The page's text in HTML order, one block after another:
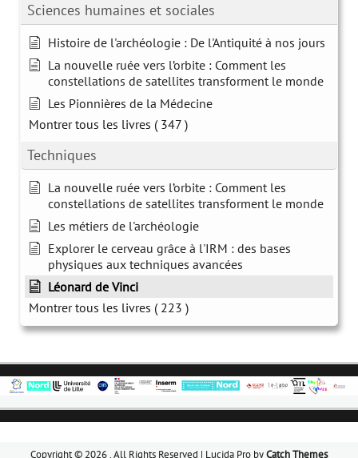
Sciences humaines et sociales
Histoire de l'archéologie : De l'Antiquité à nos jours
La nouvelle ruée vers l’orbite : Comment les
constellations de satellites transforment le monde
Les Pionnières de la Médecine
Montrer tous les livres ( 347 )
Techniques
La nouvelle ruée vers l’orbite : Comment les
constellations de satellites transforment le monde
Les métiers de l'archéologie
Explorer le cerveau grâce à l'IRM : des bases
physiques aux techniques avancées
Léonard de Vinci
Montrer tous les livres ( 223 )
Copyright © 2026. All Rights Reserved | Lucida Pro byCatch Themes